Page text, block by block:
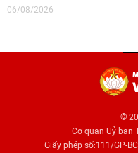
06/08/2026
©
Cơ quan Uỷ ban
Giấy phép số:111/GP-